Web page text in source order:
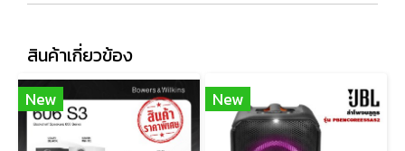
สินค้าเกี่ยวข้อง
New New